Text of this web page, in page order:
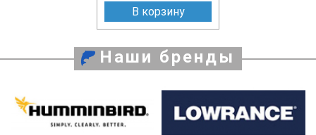
В корзину
Наши бренды